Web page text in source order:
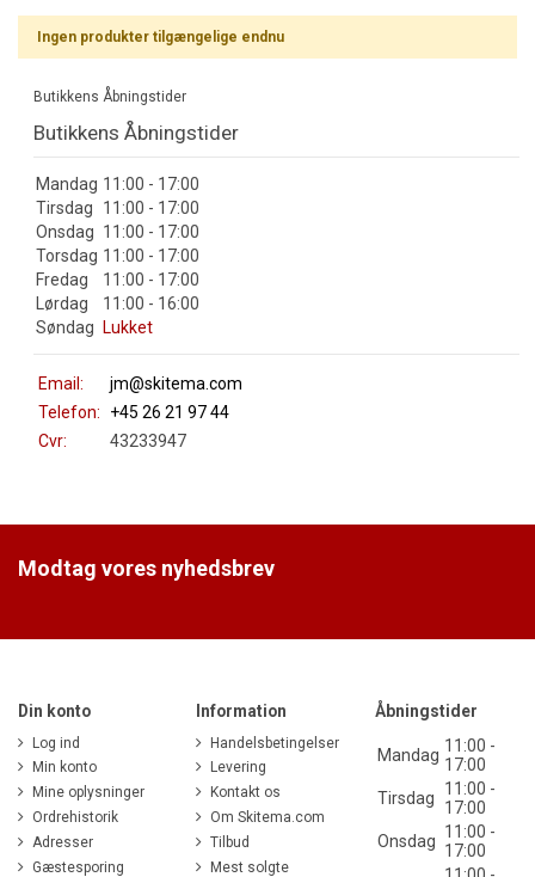
Ingen produkter tilgængelige endnu
Butikkens Åbningstider
Butikkens Åbningstider
Mandag 11:00 - 17:00
Tirsdag
11:00 - 17:00
Onsdag 11:00 - 17:00
Torsdag 11:00 - 17:00
Fredag
11:00 - 17:00
Lørdag
11:00 - 16:00
Søndag
Lukket
Email:
jm@skitema.com
Telefon:
+45 26 21 97 44
Cvr:
43233947
Modtag vores nyhedsbrev
Din konto
Log ind
Min konto
Mine oplysninger
Ordrehistorik
Adresser
Gæstesporing
Information
Handelsbetingelser
Levering
Kontakt os
Om Skitema.com
Tilbud
Mest solgte
Åbningstider
Mandag 11:00 -
17:00
Tirsdag
11:00 -
17:00
Onsdag 11:00 -
17:00